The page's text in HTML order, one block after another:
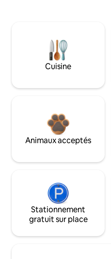
Cuisine
Animaux acceptés
Stationnement
gratuit sur place